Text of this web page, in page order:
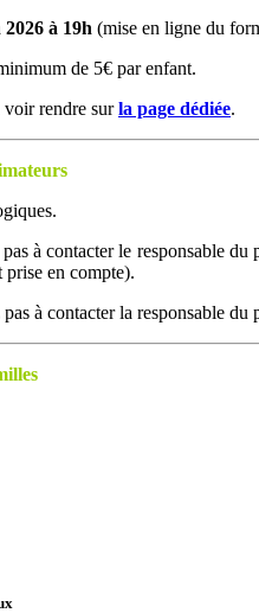
à 19h (mise en ligne du
de 5€ par enfant.
voir rendre surla page dédiée.
à contacter le responsable
en compte).
à contacter la responsable du